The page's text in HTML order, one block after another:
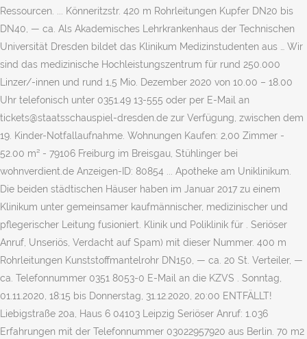
Ressourcen. ... Könneritzstr. 420 m Rohrleitungen Kupfer DN20 bis
DN40, — ca. Als Akademisches Lehrkrankenhaus der Technischen
Universität Dresden bildet das Klinikum Medizinstudenten aus … Wir
sind das medizinische Hochleistungszentrum für rund 250.000
Linzer/-innen und rund 1,5 Mio. Dezember 2020 von 10.00 – 18.00
Uhr telefonisch unter 0351.49 13-555 oder per E-Mail an
tickets@staatsschauspiel-dresden.de zur Verfügung, zwischen dem
19. Kinder-Notfallaufnahme. Wohnungen Kaufen: 2,00 Zimmer -
52.00 m² - 79106 Freiburg im Breisgau, Stühlinger bei
wohnverdient.de Anzeigen-ID: 80854 ... Apotheke am Uniklinikum.
Die beiden städtischen Häuser haben im Januar 2017 zu einem
Klinikum unter gemeinsamer kaufmännischer, medizinischer und
pflegerischer Leitung fusioniert. Klinik und Poliklinik für . Seriöser
Anruf, Unseriös, Verdacht auf Spam) mit dieser Nummer. 400 m
Rohrleitungen Kunststoffmantelrohr DN150, — ca. 20 St. Verteiler, —
ca. Telefonnummer 0351 8053-0 E-Mail an die KZVS . Sonntag,
01.11.2020, 18:15 bis Donnerstag, 31.12.2020, 20:00 ENTFÄLLT!
Liebigstraße 20a, Haus 6 04103 Leipzig Seriöser Anruf: 1.036
Erfahrungen mit der Telefonnummer 03022957920 aus Berlin. 70 m2